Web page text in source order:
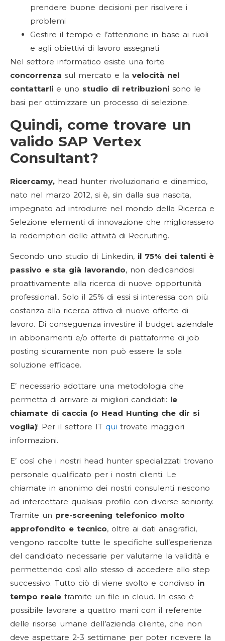
prendere buone decisioni per risolvere i
problemi
Gestire il tempo e l’attenzione in base ai ruoli
e agli obiettivi di lavoro assegnati
Nel settore informatico esiste una forte
concorrenza sul mercato e la velocità nel
contattarli e uno studio di retribuzioni sono le
basi per ottimizzare un processo di selezione.
Quindi, come trovare un
valido SAP Vertex
Consultant?
Ricercamy, head hunter rivoluzionario e dinamico,
nato nel marzo 2012, si è, sin dalla sua nascita,
impegnato ad introdurre nel mondo della Ricerca e
Selezione elementi di innovazione che migliorassero
la redemption delle attività di Recruiting.
Secondo uno studio di Linkedin, il 75% dei talenti è
passivo e sta già lavorando, non dedicandosi
proattivamente alla ricerca di nuove opportunità
professionali. Solo il 25% di essi si interessa con più
costanza alla ricerca attiva di nuove offerte di
lavoro. Di conseguenza investire il budget aziendale
in abbonamenti e/o offerte di piattaforme di job
posting sicuramente non può essere la sola
soluzione efficace.
E’ necessario adottare una metodologia che
permetta di arrivare ai migliori candidati: le
chiamate di caccia (o Head Hunting che dir si
voglia)! Per il settore IT qui trovate maggiori
informazioni.
E’ così che i nostri head hunter specializzati trovano
personale qualificato per i nostri clienti. Le
chiamate in anonimo dei nostri consulenti riescono
ad intercettare qualsiasi profilo con diverse seniority.
Tramite un pre-screening telefonico molto
approfondito e tecnico, oltre ai dati anagrafici,
vengono raccolte tutte le specifiche sull’esperienza
del candidato necessarie per valutarne la validità e
permettendo così allo stesso di accedere allo step
successivo. Tutto ciò di viene svolto e condiviso in
tempo reale tramite un file in cloud. In esso è
possibile lavorare a quattro mani con il referente
delle risorse umane dell’azienda cliente, che non
deve aspettare 2-3 settimane per poter ricevere la